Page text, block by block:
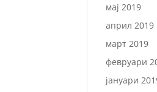
мај 2019
април 2019
март 2019
февруари
јануари